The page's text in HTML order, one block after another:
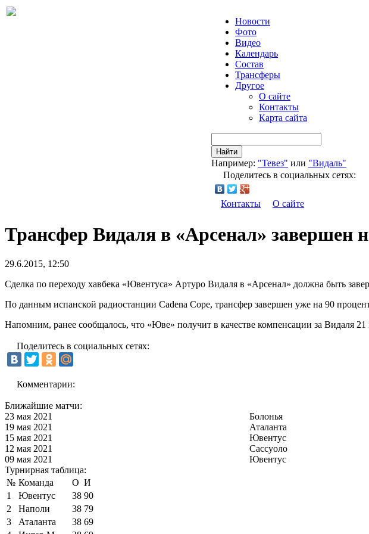
Новости
Фото
Видео
Календарь
Состав
Трансферы
Другое
О сайте
Контакты
Карта сайта
Найти
Например: "Тевез" или "Видаль"
Поделитесь в социальных сетях:
Контакты О сайте
Трансфер Видаля в «Арсенал» завершен
29.6.2015, 12:50
Сделка по переходу хавбека «Ювентуса» Артуро Видаля в «Арсенал» должна быть
По данным испанской радиостанции Cadena Cope, трансфер завершен уже на 90
Напомним, ранее сообщалось, что «Юве» получит в качестве компенсации за Видаля
Поделитесь в социальных сетях:
Комментарии:
Ближайшие матчи:
23 мая 2021
Болонья
19 мая 2021
Аталанта
15 мая 2021
Ювентус
12 мая 2021
Сассуоло
09 мая 2021
Ювентус
Турнирная таблица:
№ Команда О И
1
Ювентус 38 90
2
Наполи 38 79
3
Аталанта 38 69